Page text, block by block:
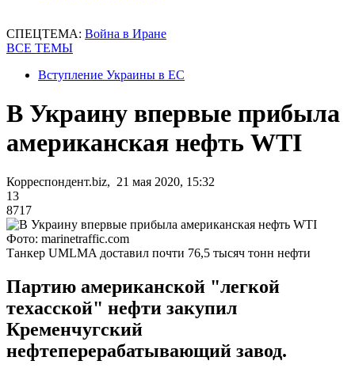
СПЕЦТЕМА: Война в Иране
ВСЕ ТЕМЫ
Вступление Украины в ЕС
В Украину впервые прибыла
американская нефть WTI
Корреспондент.biz, 21 мая 2020, 15:32
13
8717
Фото: marinetraffic.com
Танкер UMLMA доставил почти 76,5 тысяч тонн нефти
Партию американской "легкой
техасской" нефти закупил
Кременчугский
нефтеперерабатывающий завод.